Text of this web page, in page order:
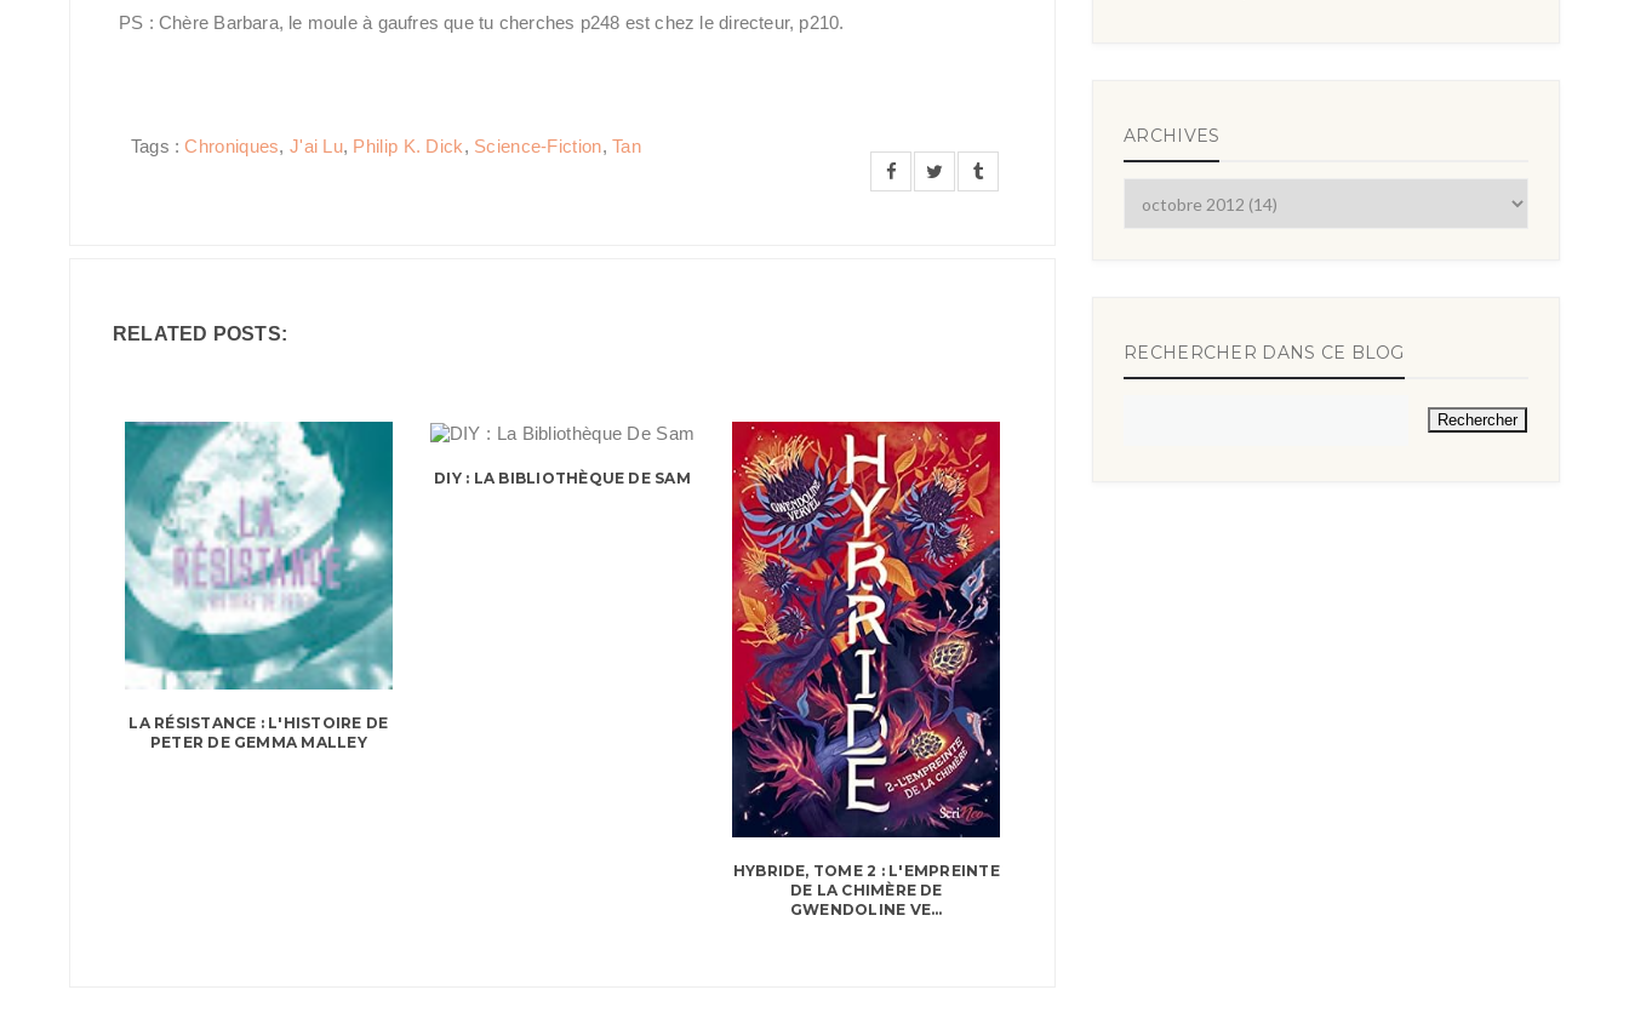
PS : Chère Barbara, le moule à gaufres que tu cherches p248 est chez le directeur, p210.
Tags :Chroniques, J'ai Lu, Philip K. Dick, Science-Fiction, Tan
RELATED POSTS:
LA RÉSISTANCE : L'HISTOIRE DE
PETER DE GEMMA MALLEY
DIY : LA BIBLIOTHÈQUE DE SAM
HYBRIDE, TOME 2 : L'EMPREINTE
DE LA CHIMÈRE DE
GWENDOLINE VE...
ARCHIVES
RECHERCHER DANS CE BLOG